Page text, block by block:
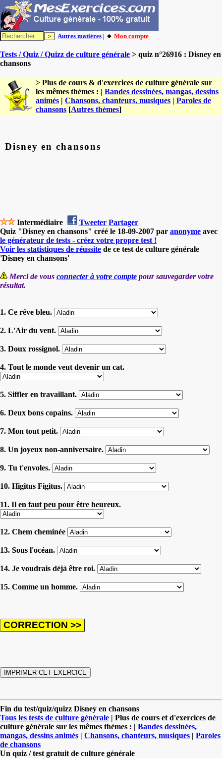
Autres matières | 🔸 Mon compte
Tests / Quiz / Quizz de culture générale > quiz n°26916 : Disney en
chansons
> Plus de cours & d'exercices de culture générale sur
les mêmes thèmes : | Bandes dessinées, mangas, dessins
animés | Chansons, chanteurs, musiques | Paroles de
chansons [Autres thèmes]
Disney en chansons
Intermédiaire Tweeter Partager
Quiz "Disney en chansons" créé le 18-09-2007 par anonyme avec
le générateur de tests - créez votre propre test !
Voir les statistiques de réussite de ce test de culture générale
'Disney en chansons'
Merci de vous connecter à votre compte pour sauvegarder votre
résultat.
1. Ce rêve bleu.
2. L'Air du vent.
3. Doux rossignol.
4. Tout le monde veut devenir un cat.
5. Siffler en travaillant.
6. Deux bons copains.
7. Mon tout petit.
8. Un joyeux non-anniversaire.
9. Tu t'envoles.
10. Higitus Figitus.
11. Il en faut peu pour être heureux.
12. Chem cheminée
13. Sous l'océan.
14. Je voudrais déjà être roi.
15. Comme un homme.
Fin du test/quiz/quizz Disney en chansons
Tous les tests de culture générale | Plus de cours et d'exercices de
culture générale sur les mêmes thèmes : | Bandes dessinées,
mangas, dessins animés | Chansons, chanteurs, musiques | Paroles
de chansons
Un quiz / test gratuit de culture générale